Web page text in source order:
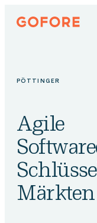
Zum
Inhalt
Gofore
in
PÖTTINGER
Agile
Märkten